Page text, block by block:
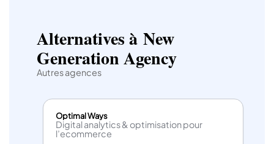
Alternatives à New
Generation Agency
Autres agences
Optimal Ways
Digital analytics & optimisation pour
l’ecommerce